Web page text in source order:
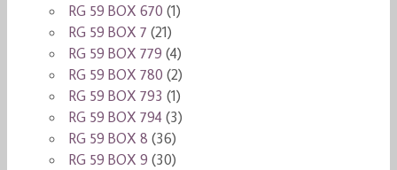
RG 59 BOX 670 (1)
RG 59 BOX 7 (21)
RG 59 BOX 779 (4)
RG 59 BOX 780 (2)
RG 59 BOX 793 (1)
RG 59 BOX 794 (3)
RG 59 BOX 8 (36)
RG 59 BOX 9 (30)